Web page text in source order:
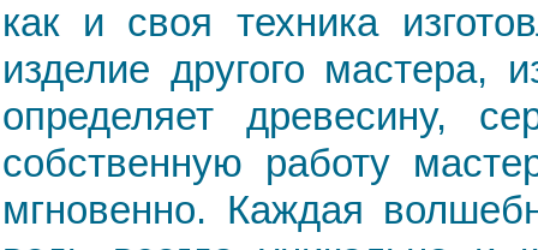
как и своя техника
изделие другого мастера,
определяет древесину,
собственную работу
мгновенно. Каждая